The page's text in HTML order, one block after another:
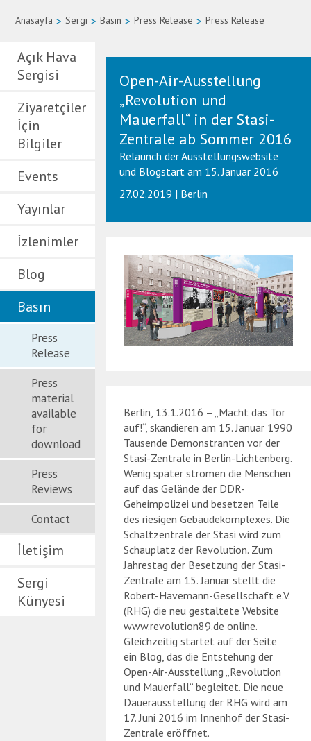
Anasayfa > Sergi > Basın > Press Release > Press Release
Açık Hava
Sergisi
Ziyaretçiler
İçin
Bilgiler
Events
Yayınlar
İzlenimler
Blog
Basın
Press
Release
Press
material
available
for
download
Press
Reviews
Contact
İletişim
Sergi
Künyesi
Open-Air-Ausstellung
„Revolution und
Mauerfall“ in der Stasi-
Zentrale ab Sommer 2016
Relaunch der Ausstellungswebsite
und Blogstart am 15. Januar 2016
27.02.2019 | Berlin
Berlin, 13.1.2016 – „Macht das Tor
auf!“, skandieren am 15. Januar 1990
Tausende Demonstranten vor der
Stasi-Zentrale in Berlin-Lichtenberg.
Wenig später strömen die Menschen
auf das Gelände der DDR-
Geheimpolizei und besetzen Teile
des riesigen Gebäudekomplexes. Die
Schaltzentrale der Stasi wird zum
Schauplatz der Revolution. Zum
Jahrestag der Besetzung der Stasi-
Zentrale am 15. Januar stellt die
Robert-Havemann-Gesellschaft e.V.
(RHG) die neu gestaltete Website
www.revolution89.de online.
Gleichzeitig startet auf der Seite
ein Blog, das die Entstehung der
Open-Air-Ausstellung „Revolution
und Mauerfall“ begleitet. Die neue
Dauerausstellung der RHG wird am
17. Juni 2016 im Innenhof der Stasi-
Zentrale eröffnet.